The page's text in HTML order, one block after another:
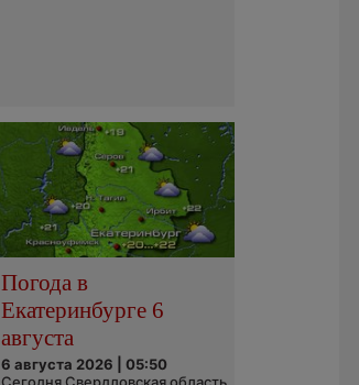
Погода в
Екатеринбурге 6
августа
6 августа 2026 | 05:50